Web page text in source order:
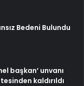
Bedeni Bulundu
başkan’ unvanı
kaldırıldı